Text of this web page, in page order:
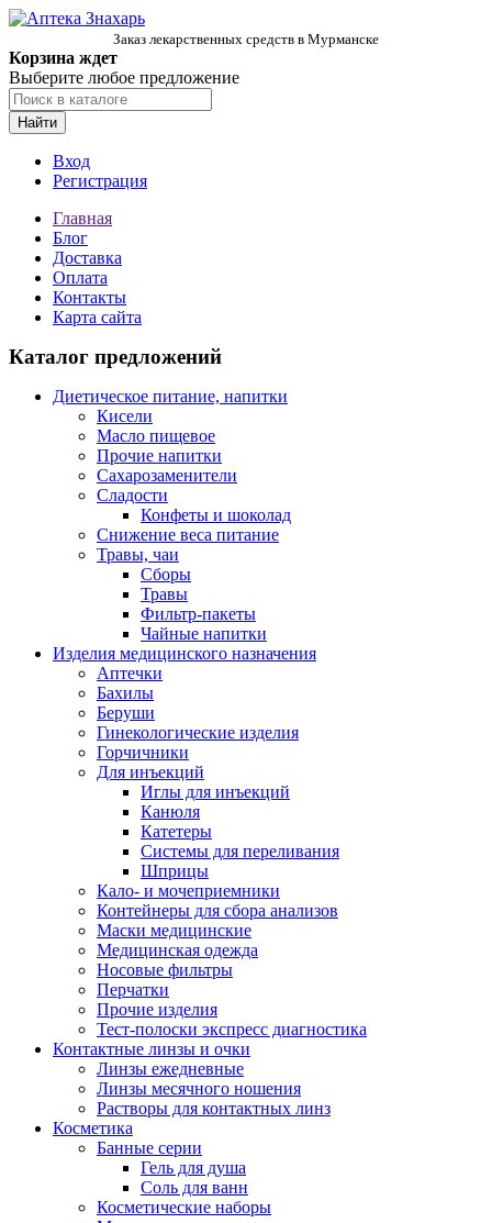
Заказ лекарственных средств в Мурманске
Корзина ждет
Выберите любое предложение
Найти
Вход
Регистрация
Главная
Блог
Доставка
Оплата
Контакты
Карта сайта
Каталог предложений
Диетическое питание, напитки
Кисели
Масло пищевое
Прочие напитки
Сахарозаменители
Сладости
Конфеты и шоколад
Снижение веса питание
Травы, чаи
Сборы
Травы
Фильтр-пакеты
Чайные напитки
Изделия медицинского назначения
Аптечки
Бахилы
Беруши
Гинекологические изделия
Горчичники
Для инъекций
Иглы для инъекций
Канюля
Катетеры
Системы для переливания
Шприцы
Кало- и мочеприемники
Контейнеры для сбора анализов
Маски медицинские
Медицинская одежда
Носовые фильтры
Перчатки
Прочие изделия
Тест-полоски экспресс диагностика
Контактные линзы и очки
Линзы ежедневные
Линзы месячного ношения
Растворы для контактных линз
Косметика
Банные серии
Гель для душа
Соль для ванн
Косметические наборы